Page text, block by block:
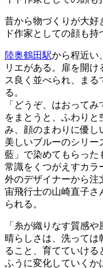
昔から物づくりが大好
ド作家としての顔も持
陸奥鶴田駅から程近い
リエがある。扉を開
ス良く並べられ、ま
る。
「どうぞ、はおって
をまとうと、ふわりと
み、顔のまわりに優し
美しいブルーのシリー
藍」で染めてもらった
常識をくつがえすカラ
外のデザイナーから注
宙飛行士の山崎直子さ
られる。
「糸が織りなす質感
晴らしさは、洗っては
ること、育てていけ
ふうに変化していく